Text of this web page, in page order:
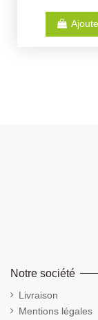
Notre société
Livraison
Mentions légales